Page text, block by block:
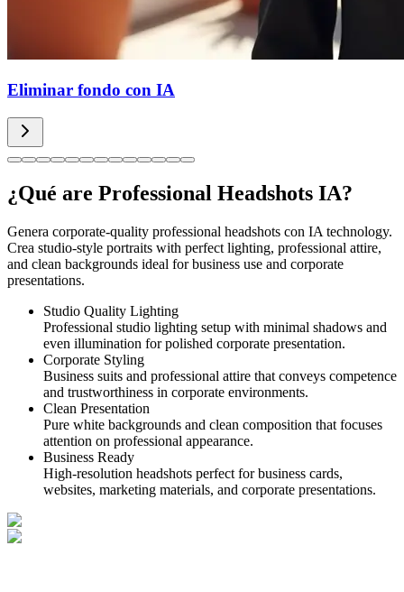
Eliminar fondo con IA
¿Qué are Professional Headshots IA?
Genera corporate-quality professional headshots con IA technology.
Crea studio-style portraits with perfect lighting, professional attire,
and clean backgrounds ideal for business use and corporate
presentations.
Studio Quality Lighting
Professional studio lighting setup with minimal shadows and
even illumination for polished corporate presentation.
Corporate Styling
Business suits and professional attire that conveys competence
and trustworthiness in corporate environments.
Clean Presentation
Pure white backgrounds and clean composition that focuses
attention on professional appearance.
Business Ready
High-resolution headshots perfect for business cards,
websites, marketing materials, and corporate presentations.